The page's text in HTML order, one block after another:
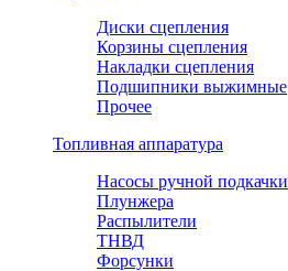
Диски сцепления
Корзины сцепления
Накладки сцепления
Подшипники выжимные
Прочее
Топливная аппаратура
Насосы ручной подкачки
Плунжера
Распылители
ТНВД
Форсунки